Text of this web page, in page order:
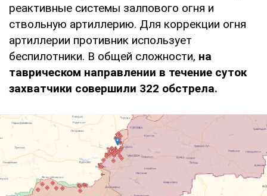
реактивные системы залпового огня и
ствольную артиллерию. Для коррекции огня
артиллерии противник использует
беспилотники. В общей сложности, на
таврическом направлении в течение суток
захватчики совершили 322 обстрела.